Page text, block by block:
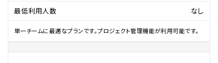
最低利用人数 なし
単一チームに最適なプランです。プロジェクト管理機能が利用可能です。